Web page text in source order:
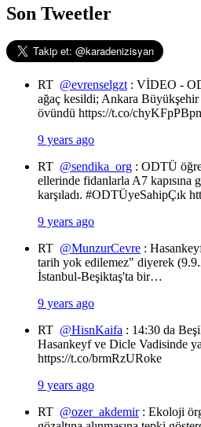
Son Tweetler
RT @evrenselgzt : VİDEO -
ağaç kesildi; Ankara
övündü https://t.co/chyKFpPBpn
9 years ago
RT @sendika_org : ODTÜ
ellerinde fidanlarla A7 kapısına
karşıladı. #ODTÜyeSahipÇık
9 years ago
RT @MunzurCevre :
tarih yok edilemez" diyerek
İstanbul-Beşiktaş'ta bir…
9 years ago
RT @HisnKaifa : 14:30 da
Hasankeyf ve Dicle Vadisinde
https://t.co/brmRzURoke
9 years ago
RT @ozer_akdemir: Ekoloji